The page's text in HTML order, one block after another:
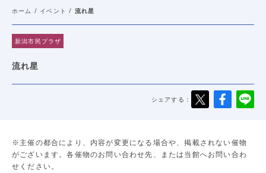
ホーム / イベント / 流れ星
新潟市民プラザ
流れ星
シェアする：
※主催の都合により、内容が変更になる場合や、掲載されない催物
がございます。各催物のお問い合わせ先、または当館へお問い合わ
せください。